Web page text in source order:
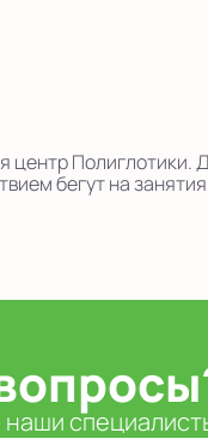
Полиглотики.
бегут на